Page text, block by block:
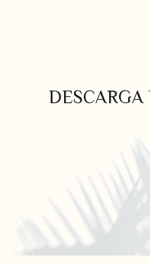
DESCARGA